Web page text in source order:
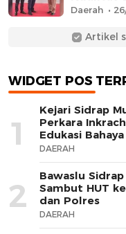
Daerah
Artikel
WIDGET POS
1
Kejari Sidrap
Perkara
Edukasi
DAERAH
2
Bawaslu
Sambut HUT
dan Polres
DAERAH